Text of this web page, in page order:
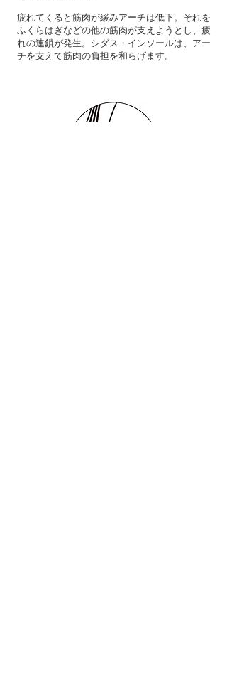
​疲れてくると筋肉が緩みアーチは低下。それを
ふくらはぎなどの他の筋肉が支えようとし、疲
れの連鎖が発生。シダス・インソールは、アー
チを支えて筋肉の負担を和らげます。